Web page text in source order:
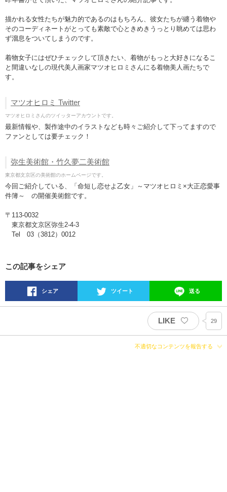
描かれる女性たちが魅力的であるのはもちろん、彼女たちが纏う着物や
そのコーディネートがとっても素敵で心ときめきうっとり眺めては思わ
ず溜息をついてしまうのです。
着物女子にはぜひチェックして頂きたい、着物がもっと大好きになるこ
と間違いなしの現代美人画家マツオヒロミさんにる着物美人画たちで
す。
マツオヒロミ Twitter
マツオヒロミさんのツイッターアカウントです。
最新情報や、製作途中のイラストなども時々ご紹介して下ってますので
ファンとしては要チェック！
弥生美術館・竹久夢二美術館
東京都文京区の美術館のホームページです。
今回ご紹介している、「命短し恋せよ乙女」～マツオヒロミ×大正恋愛事
件簿～ の開催美術館です。
〒113-0032
東京都文京区弥生2-4-3
Tel 03（3812）0012
この記事をシェア
シェア ツイート 送る
LIKE 29
不適切なコンテンツを報告する